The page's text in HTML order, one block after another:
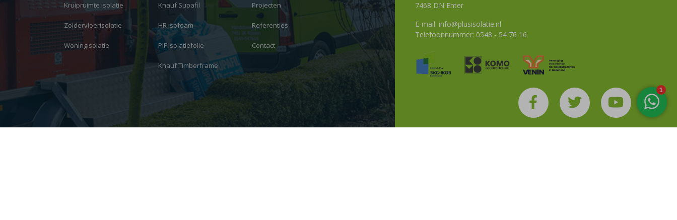
Kruipruimte isolatie
Zoldervloerisolatie
Woningisolatie
Knauf Supafil
HR Isofoam
PIF isolatiefolie
Knauf Timberframe
Projecten
Referenties
Contact
7468 DN Enter
E-mail: info@plusisolatie.nl
Telefoonnummer: 0548 - 54 76 16